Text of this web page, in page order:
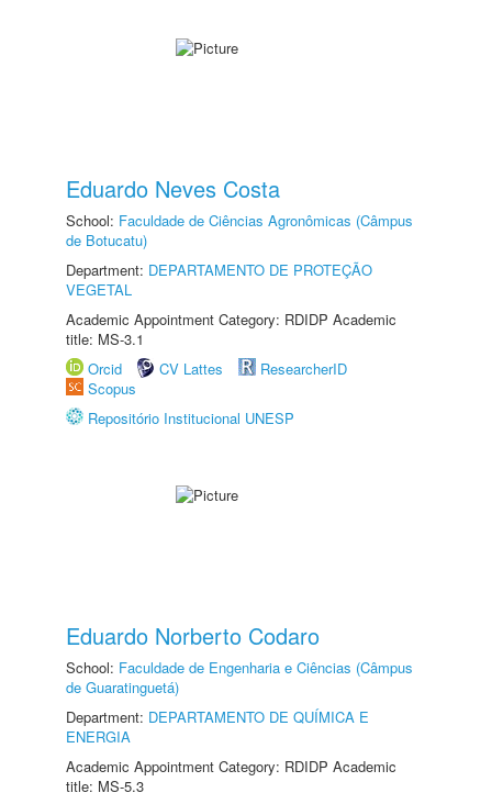
Eduardo Neves Costa
School: Faculdade de Ciências Agronômicas (Câmpus
de Botucatu)
Department: DEPARTAMENTO DE PROTEÇÃO
VEGETAL
Academic Appointment Category: RDIDP Academic
title: MS-3.1
Orcid
CV Lattes
ResearcherID
Scopus
Repositório Institucional UNESP
Eduardo Norberto Codaro
School: Faculdade de Engenharia e Ciências (Câmpus
de Guaratinguetá)
Department: DEPARTAMENTO DE QUÍMICA E
ENERGIA
Academic Appointment Category: RDIDP Academic
title: MS-5.3